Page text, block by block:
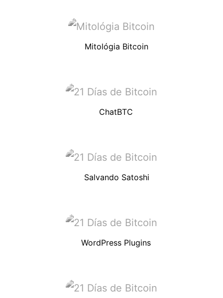
Mitológia Bitcoin
ChatBTC
Salvando Satoshi
WordPress Plugins